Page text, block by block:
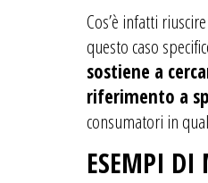
Cos’è infatti
questo caso
sostiene a
riferimento a
consumatori in
ESEMPI DI